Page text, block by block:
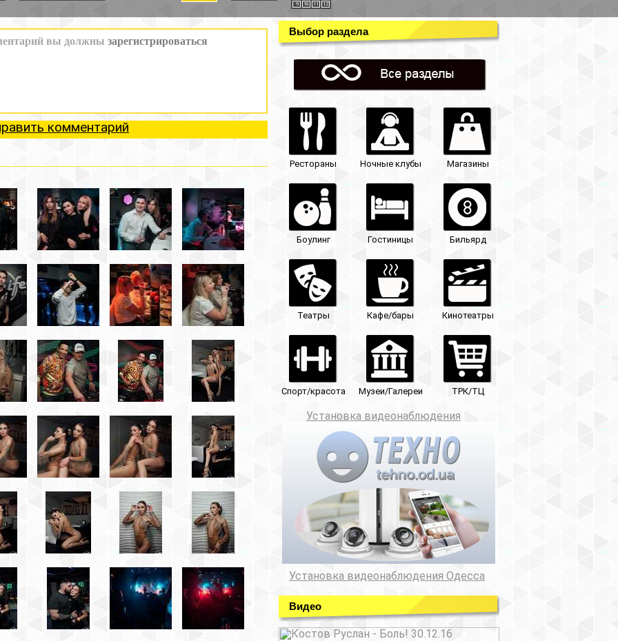
Выбор раздела
Рестораны Ночные клубы Магазины
Боулинг Бильярд
Театры Кинотеатры
Спорт/красота Музеи/Галереи ТРК/ТЦ
Установка видеонаблюдения
Установка видеонаблюдения Одесса
Видео